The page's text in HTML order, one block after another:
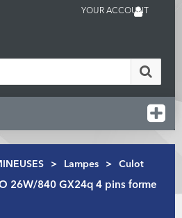
YOUR ACCOUNT
> Lampes > Culot
26W/840 GX24q 4 pins forme